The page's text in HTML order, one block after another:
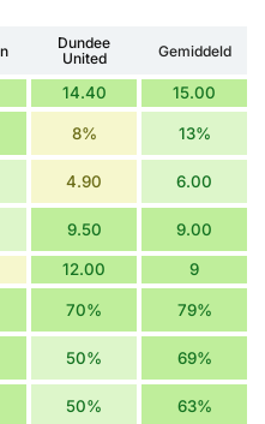
Dundee
United
Gemiddeld
14.40 15.00
8% 13%
4.90 6.00
9.50 9.00
12.00 9
70% 79%
50% 69%
50% 63%